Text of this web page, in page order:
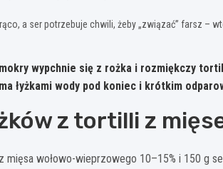
a ser potrzebuje chwili, żeby „związać” farsz –
wypchnie się z rożka i rozmiękczy
łyżkami wody pod koniec i krótkim
z tortilli z
wołowo-wieprzowego 10–15% i 150 g